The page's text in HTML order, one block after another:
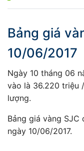
Bảng giá
10/06/2017
Ngày 10 tháng 06
vào là 36.220 triệu
lượng.
Bảng giá vàng
ngày 10/06/2017.